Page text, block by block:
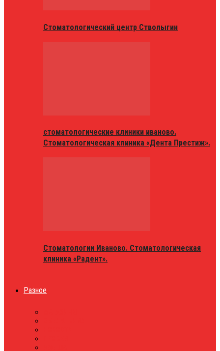
Стоматологический центр Стволыгин
стоматологические клиники иваново.
Стоматологическая клиника «Дента Престиж».
Стоматологии Иваново. Стоматологическая
клиника «Радент».
Разное